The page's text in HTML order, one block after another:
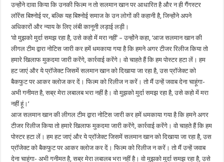
उन्होंने दावा किया कि उनकी फिल्म न तो सलमान खान पर आधारित है और न ही गैंगस्टर
लॉरेंस बिश्नोई पर, बल्कि यह बिश्नोई समाज के उन लोगों की कहानी है, जिन्होंने अपने
अधिकारों और न्याय के लिए लंबी कानूनी लड़ाई लड़ी।
‘वो मुझको मुर्दा समझ रहा है, उसे कहो में मरा नहीं’ – उन्होंने कहा, ‘आज सलमान खान की
लीगल टीम द्वारा नोटिस जारी कर हमें धमकाया गया है कि हमने अगर टीजर रिलीज किया तो
हमारे खिलाफ मुकदमा जारी करेंगे, कार्रवाई करेंगे। वो चाहते हैं कि हम पोस्टर हटा लें। हम
हट जाएं और ये प्रॉजेक्ट जिसमें सलमान खान को दिखाया जा रहा है, उस प्रॉजेक्ट को
बैकफुट पर आकर क्लोज कर दें। फिल्म को रिलीज न करें। तो मैं उन्हें जवाब देना चाहूंगा-
अभी गनीमत है, सब्र मेरा लबालब भरा नहीं है। वो मुझको मुर्दा समझ रहा है, उसे कहो में मरा
नहीं हूं।’
आज सलमान खान की लीगल टीम द्वारा नोटिस जारी कर हमें धमकाया गया है कि हमने अगर
टीजर रिलीज किया तो हमारे खिलाफ मुकदमा जारी करेंगे, कार्रवाई करेंगे। वो चाहते हैं कि हम
पोस्टर हटा लें। हम हट जाएं और ये प्रॉजेक्ट जिसमें सलमान खान को दिखाया जा रहा है, उस
प्रॉजेक्ट को बैकफुट पर आकर क्लोज कर दें। फिल्म को रिलीज न करें। तो मैं उन्हें जवाब
देना चाहूंगा- अभी गनीमत है, सब्र मेरा लबालब भरा नहीं है। वो मुझको मुर्दा समझ रहा है, उसे